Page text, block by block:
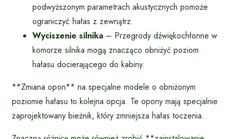
podwyższonym parametrach akustycznych pomoże
ograniczyć hałas z zewnątrz.
Wyciszenie silnika – Przegrody dźwiękochłonne w
komorze silnika mogą znacząco obniżyć poziom
hałasu docierającego do kabiny.
**Zmiana opon** na specjalne modele o obniżonym
poziomie hałasu to kolejna opcja. Te opony mają specjalnie
zaprojektowany bieżnik, który zmniejsza hałas toczenia.